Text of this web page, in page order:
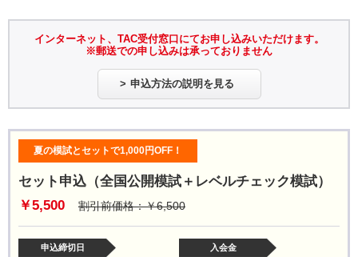
インターネット、TAC受付窓口にてお申し込みいただけます。
※郵送での申し込みは承っておりません
申込方法の説明を見る
夏の模試とセットで1,000円OFF！
セット申込（全国公開模試＋レベルチェック模試）
￥5,500 割引前価格：￥6,500
申込締切日 入会金